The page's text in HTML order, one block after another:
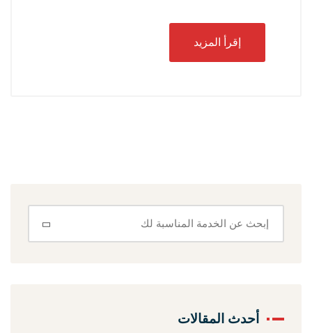
إقرأ المزيد
أحدث المقالات